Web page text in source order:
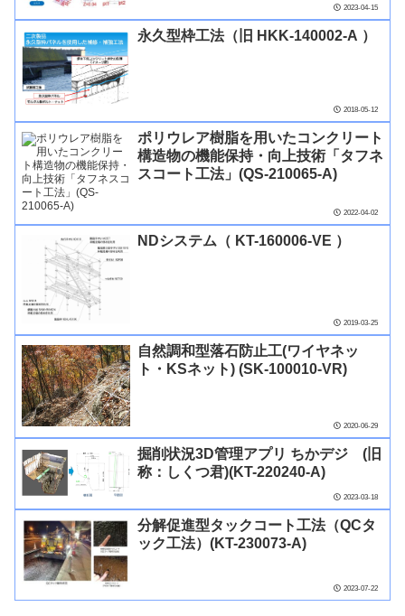
2023-04-15
永久型枠工法（旧 HKK-140002-A ）
2018-05-12
ポリウレア樹脂を用いたコンクリート
構造物の機能保持・向上技術「タフネ
スコート工法」(QS-210065-A)
2022-04-02
NDシステム（ KT-160006-VE ）
2019-03-25
自然調和型落石防止工(ワイヤネッ
ト・KSネット) (SK-100010-VR)
2020-06-29
掘削状況3D管理アプリ ちかデジ (旧
称：しくつ君)(KT-220240-A)
2023-03-18
分解促進型タックコート工法（QCタ
ック工法）(KT-230073-A)
2023-07-22